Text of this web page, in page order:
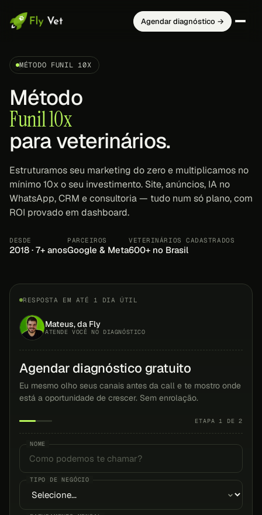
Agendar diagnóstico →
MÉTODO FUNIL 10X
Método
Funil 10x
para veterinários.
Estruturamos seu marketing do zero e multiplicamos no
mínimo 10x o seu investimento. Site, anúncios, IA no
WhatsApp, CRM e consultoria — tudo num só plano, com
ROI provado em dashboard.
DESDE
2018 · 7+ anos
PARCEIROS
Google & Meta
VETERINÁRIOS CADASTRADOS
600+ no Brasil
RESPOSTA EM ATÉ 1 DIA ÚTIL
Mateus, da Fly
ATENDE VOCÊ NO DIAGNÓSTICO
Agendar diagnóstico gratuito
Eu mesmo olho seus canais antes da call e te mostro onde
está a oportunidade de crescer. Sem enrolação.
ETAPA 1 DE 2
NOME
TIPO DE NEGÓCIO